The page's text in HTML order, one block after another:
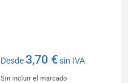
Desde3,70 €sin IVA
Sin incluir el marcado